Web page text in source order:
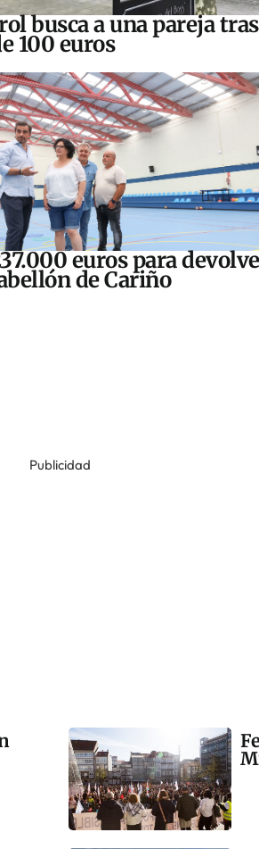
busca a una pareja
100 euros
euros para
de Cariño
Publicidad